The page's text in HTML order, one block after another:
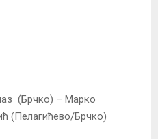
(Брчко) – Марко
(Пелагићево/Брчко)